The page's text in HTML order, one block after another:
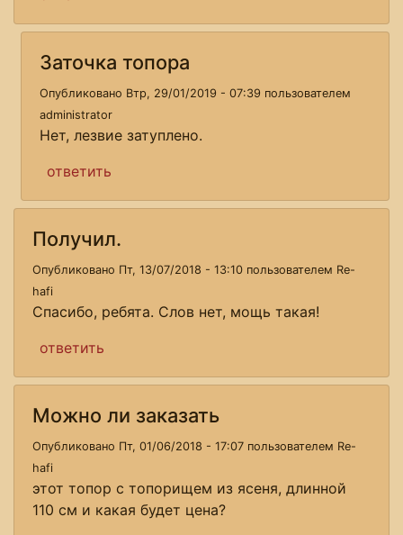
Заточка топора
Опубликовано Втр, 29/01/2019 - 07:39 пользователем
administrator
Нет, лезвие затуплено.
ответить
Получил.
Опубликовано Пт, 13/07/2018 - 13:10 пользователем Re-
hafi
Спасибо, ребята. Слов нет, мощь такая!
ответить
Можно ли заказать
Опубликовано Пт, 01/06/2018 - 17:07 пользователем Re-
hafi
этот топор с топорищем из ясеня, длинной
110 см и какая будет цена?